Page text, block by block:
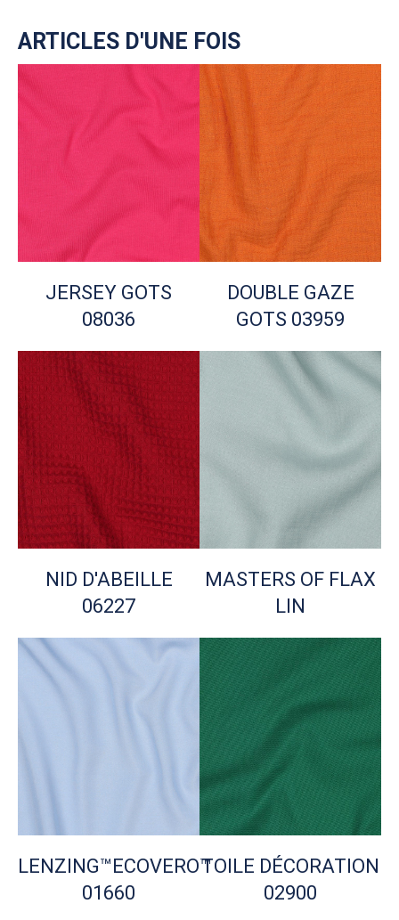
ARTICLES D'UNE FOIS
JERSEY GOTS
08036
DOUBLE GAZE
GOTS 03959
NID D'ABEILLE
06227
MASTERS OF FLAX
LIN
LENZING™ECOVERO™
01660
TOILE DÉCORATION
02900